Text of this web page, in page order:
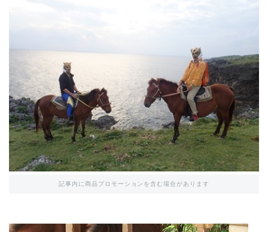
記事内に商品プロモーションを含む場合があります